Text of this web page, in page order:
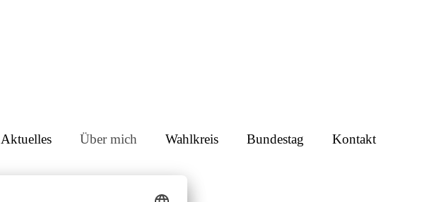
Aktuelles Über mich Wahlkreis Bundestag Kontakt